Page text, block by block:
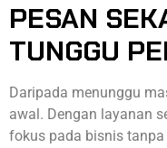
PESAN
TUNGGU
Daripada menunggu
awal. Dengan layanan
fokus pada bisnis